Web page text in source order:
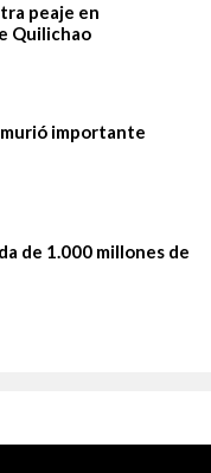
peaje en
Quilichao
importante
de 1.000 millones de